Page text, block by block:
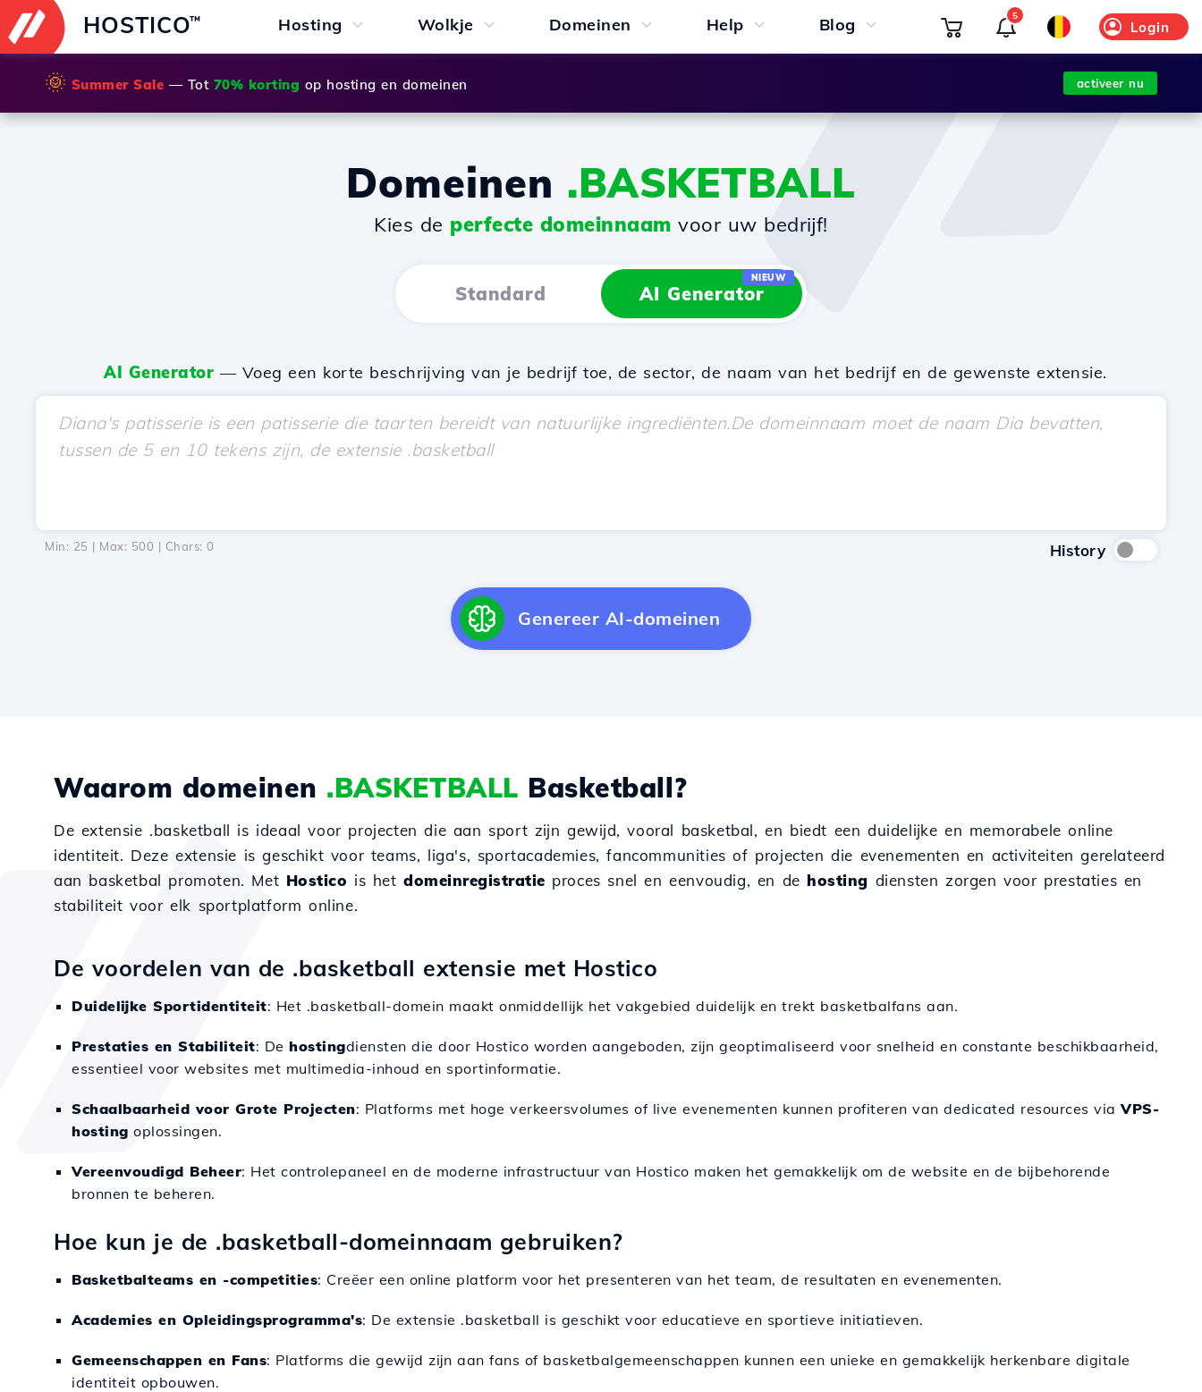
HOSTICO™ Hosting Wolkje Domeinen Help Blog Login
5
🌞 Summer Sale — Tot 70% korting op hosting en domeinen activeer nu
Domeinen .BASKETBALL
Kies de perfecte domeinnaam voor uw bedrijf!
Standard AI Generator
NIEUW
AI Generator — Voeg een korte beschrijving van je bedrijf toe, de sector, de naam van het bedrijf en de gewenste extensie.
Min: 25 | Max: 500 | Chars: 0 History
Genereer AI-domeinen
Waarom domeinen .BASKETBALL Basketball?
De extensie .basketball is ideaal voor projecten die aan sport zijn gewijd, vooral basketbal, en biedt een duidelijke en memorabele online
identiteit. Deze extensie is geschikt voor teams, liga's, sportacademies, fancommunities of projecten die evenementen en activiteiten gerelateerd
aan basketbal promoten. Met Hostico is hetdomeinregistratie proces snel en eenvoudig, en de hosting diensten zorgen voor prestaties en
stabiliteit voor elk sportplatform online.
De voordelen van de .basketball extensie met Hostico
Duidelijke Sportidentiteit: Het .basketball-domein maakt onmiddellijk het vakgebied duidelijk en trekt basketbalfans aan.
Prestaties en Stabiliteit: De hostingdiensten die door Hostico worden aangeboden, zijn geoptimaliseerd voor snelheid en constante beschikbaarheid,
essentieel voor websites met multimedia-inhoud en sportinformatie.
Schaalbaarheid voor Grote Projecten: Platforms met hoge verkeersvolumes of live evenementen kunnen profiteren van dedicated resources viaVPS-
hosting oplossingen.
Vereenvoudigd Beheer: Het controlepaneel en de moderne infrastructuur van Hostico maken het gemakkelijk om de website en de bijbehorende
bronnen te beheren.
Hoe kun je de .basketball-domeinnaam gebruiken?
Basketbalteams en -competities: Creëer een online platform voor het presenteren van het team, de resultaten en evenementen.
Academies en Opleidingsprogramma's: De extensie .basketball is geschikt voor educatieve en sportieve initiatieven.
Gemeenschappen en Fans: Platforms die gewijd zijn aan fans of basketbalgemeenschappen kunnen een unieke en gemakkelijk herkenbare digitale
identiteit opbouwen.